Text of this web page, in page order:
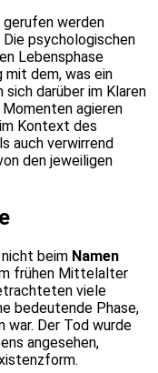
gerufen werden
psychologischen
Lebensphase
mit dem, was ein
darüber im Klaren
agieren
im Kontext des
auch verwirrend
den jeweiligen
nicht beim Namen
frühen Mittelalter
viele
bedeutende Phase,
war. Der Tod wurde
angesehen,